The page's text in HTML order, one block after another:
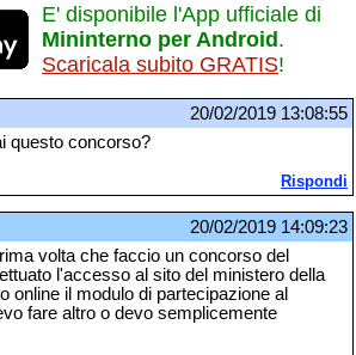
E' disponibile l'App ufficiale di
Mininterno per Android.
Scaricala subito GRATIS!
20/02/2019 13:08:55
questo concorso?
Rispondi
20/02/2019 14:09:23
volta che faccio un concorso del
l'accesso al sito del ministero della
online il modulo di partecipazione al
fare altro o devo semplicemente